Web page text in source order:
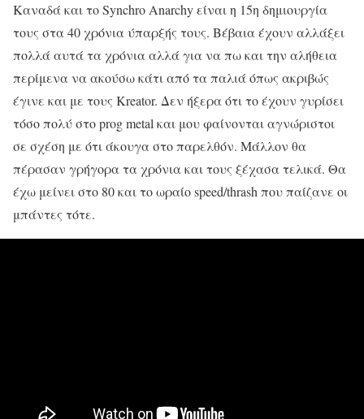
Καναδά και το Synchro Anarchy είναι η 15η δημιουργία
τους στα 40 χρόνια ύπαρξής τους. Βέβαια έχουν αλλάξει
πολλά αυτά τα χρόνια αλλά για να πω και την αλήθεια
περίμενα να ακούσω κάτι από τα παλιά όπως ακριβώς
έγινε και με τους Kreator. Δεν ήξερα ότι το έχουν γυρίσει
τόσο πολύ στο prog metal και μου φαίνονται αγνώριστοι
σε σχέση με ότι άκουγα στο παρελθόν. Μάλλον θα
πέρασαν γρήγορα τα χρόνια και τους ξέχασα τελικά. Θα
έχω μείνει στο 80 και το ωραίο speed/thrash που παίζανε οι
μπάντες τότε.